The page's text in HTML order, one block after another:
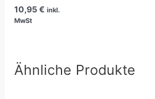
10,95€ inkl.
MwSt
Ähnliche Produkte